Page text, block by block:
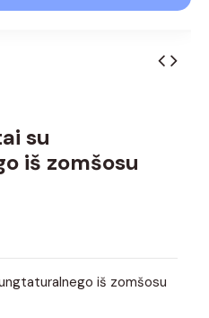
su
iš zomšosu
iš zomšosu